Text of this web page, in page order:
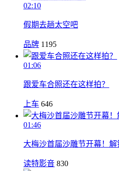
02:10
假期去趟太空吧
品牌 1195
01:06
跟爱车合照还在这样拍？
上车 646
01:46
大梅沙首届沙雕节开幕！
读特影音 830